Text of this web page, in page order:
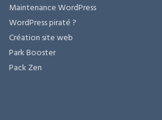
Maintenance WordPress
WordPress piraté ?
Création site web
Park Booster
Pack Zen